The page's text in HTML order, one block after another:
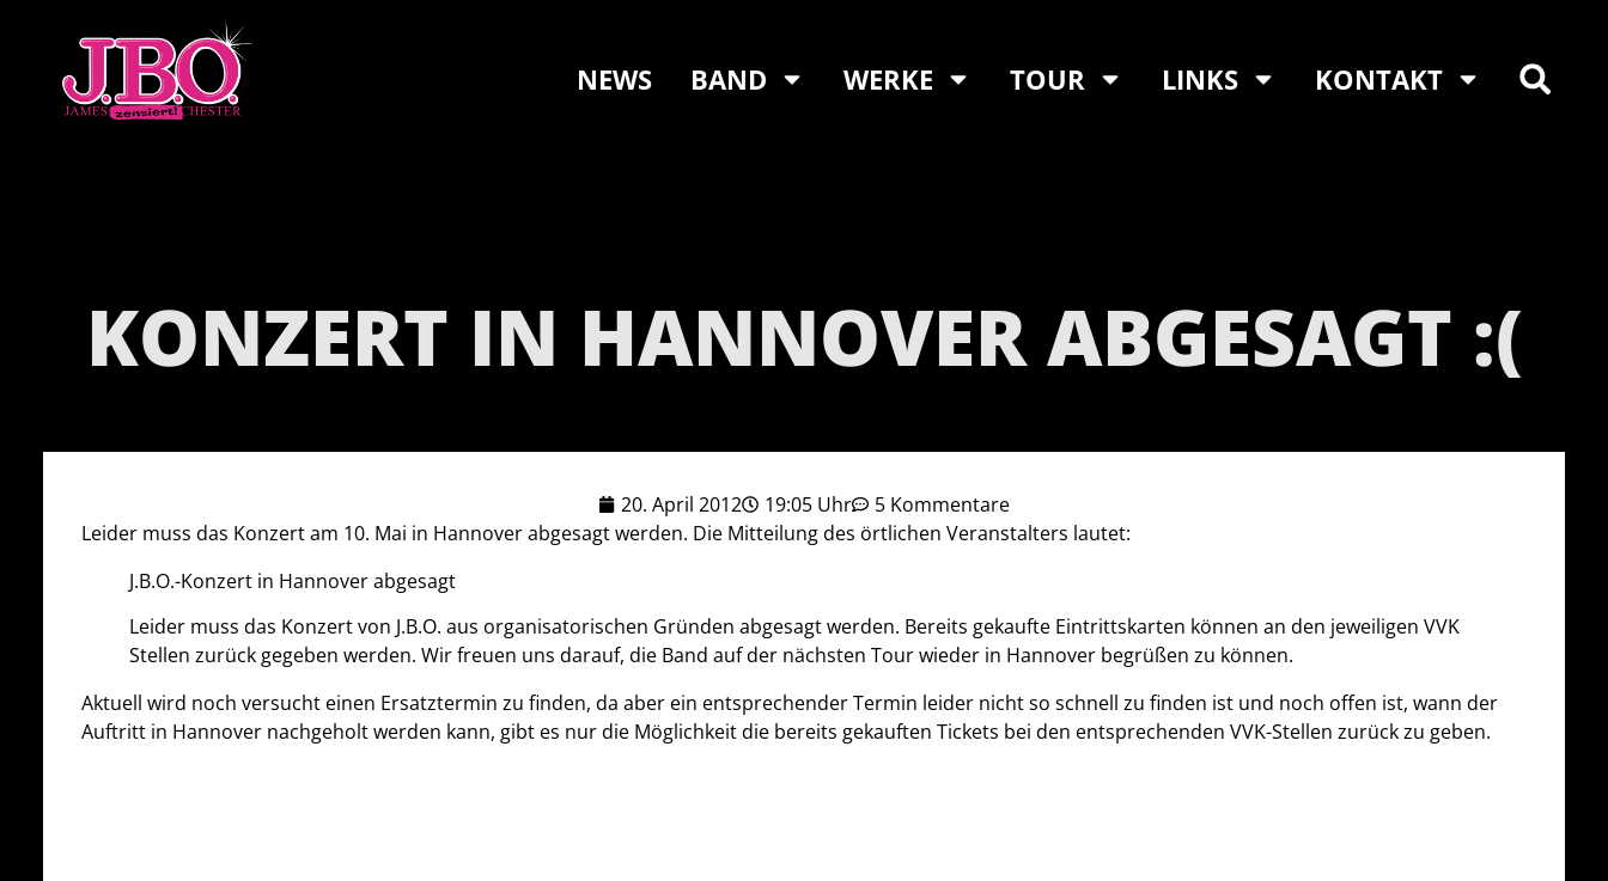
NEWS BAND WERKE TOUR LINKS KONTAKT
KONZERT IN HANNOVER ABGESAGT :(
20. April 2012 19:05 Uhr
5 Kommentare
Leider muss das Konzert am 10. Mai in Hannover abgesagt werden. Die Mitteilung des örtlichen Veranstalters lautet:
J.B.O.-Konzert in Hannover abgesagt
Leider muss das Konzert von J.B.O. aus organisatorischen Gründen abgesagt werden. Bereits gekaufte Eintrittskarten können an den jeweiligen VVK
Stellen zurück gegeben werden. Wir freuen uns darauf, die Band auf der nächsten Tour wieder in Hannover begrüßen zu können.
Aktuell wird noch versucht einen Ersatztermin zu finden, da aber ein entsprechender Termin leider nicht so schnell zu finden ist und noch offen ist, wann der
Auftritt in Hannover nachgeholt werden kann, gibt es nur die Möglichkeit die bereits gekauften Tickets bei den entsprechenden VVK-Stellen zurück zu geben.